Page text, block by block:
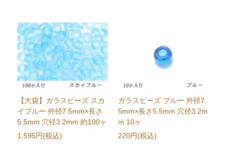
【大袋】ガラスビーズ スカ
イブルー 外径7.5mm×長さ
5.5mm 穴径3.2mm 約100ヶ
1,595円(税込)
ガラスビーズ ブルー 外径7.
5mm×長さ5.5mm 穴径3.2m
m 10ヶ
220円(税込)